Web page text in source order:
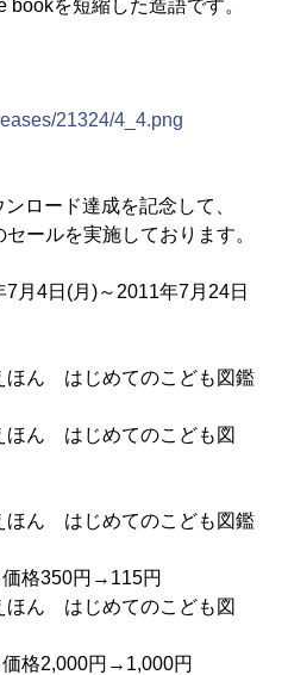
を短縮した造語です。
21324/4_4.png
ロード達成を記念して、
ールを実施しております。
月4日(月)～2011年7月24日
はじめてのこども図鑑
めてのこども図
ほん はじめてのこども図鑑
→115円
めてのこども図
円→1,000円